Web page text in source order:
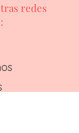
redes